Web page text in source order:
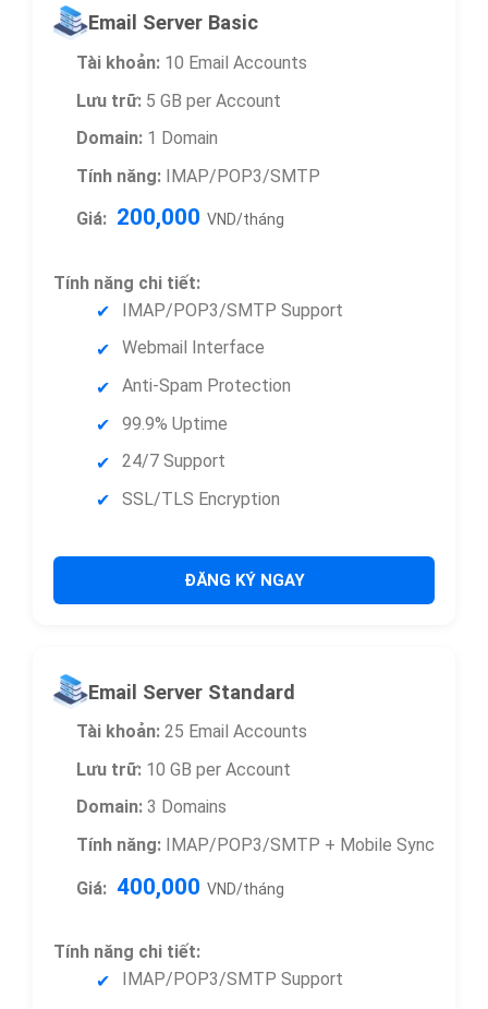
Email Server Basic
Tài khoản:10 Email Accounts
Lưu trữ:5 GB per Account
Domain:1 Domain
Tính năng:IMAP/POP3/SMTP
Giá: 200,000 VND/tháng
Tính năng chi tiết:
IMAP/POP3/SMTP Support
Webmail Interface
Anti-Spam Protection
99.9% Uptime
24/7 Support
SSL/TLS Encryption
ĐĂNG KÝ NGAY
Email Server Standard
Tài khoản:25 Email Accounts
Lưu trữ:10 GB per Account
Domain:3 Domains
Tính năng:IMAP/POP3/SMTP + Mobile Sync
Giá: 400,000 VND/tháng
Tính năng chi tiết:
IMAP/POP3/SMTP Support